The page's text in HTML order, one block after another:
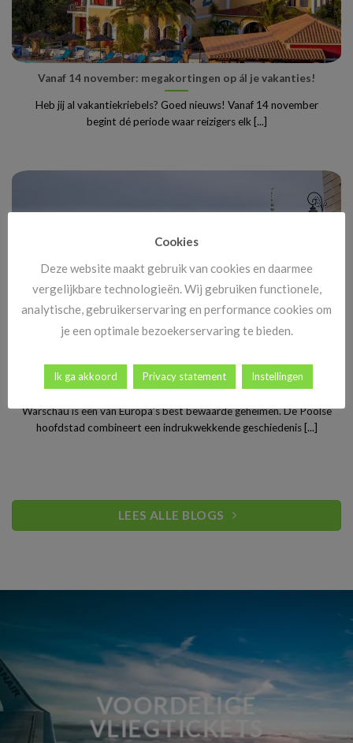
Vanaf 14 november: megakortingen op ál je vakanties!
Heb jij al vakantiekriebels? Goed nieuws! Vanaf 14 november
begint dé periode waar reizigers elk [...]
Stedentrip Warschau: ontdek de verrassende charme van
Polen’s bruisende hoofdstad
Warschau is een van Europa’s best bewaarde geheimen. De Poolse
hoofdstad combineert een indrukwekkende geschiedenis [...]
LEES ALLE BLOGS
VOORDELIGE
VLIEGTICKETS
Cookies
Deze website maakt gebruik van cookies en daarmee
vergelijkbare technologieën. Wij gebruiken functionele,
analytische, gebruikerservaring en performance cookies om
je een optimale bezoekerservaring te bieden.
Ik ga akkoord Privacy statement Instellingen